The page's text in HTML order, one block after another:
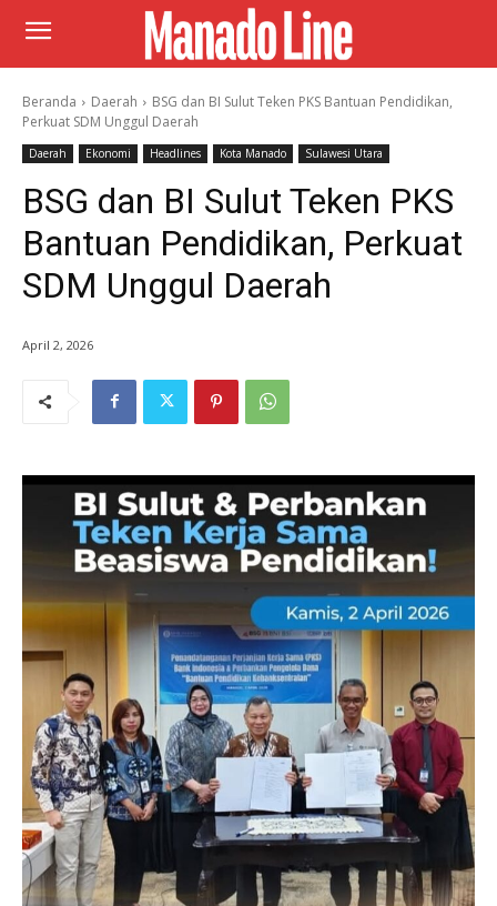
Beranda Daerah
BSG dan BI Sulut Teken PKS Bantuan Pendidikan,
Perkuat SDM Unggul Daerah
Daerah Ekonomi Headlines Kota Manado Sulawesi Utara
BSG dan BI Sulut Teken PKS
Bantuan Pendidikan, Perkuat
SDM Unggul Daerah
April 2, 2026